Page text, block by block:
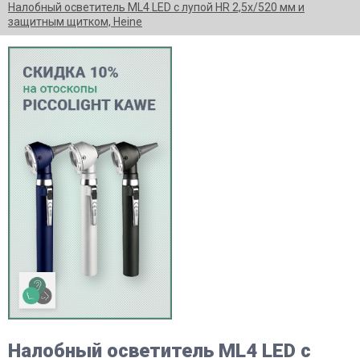
Налобный осветитель ML4 LED с лупой HR 2,5х/520 мм и
защитным щитком, Heine
Налобный осветитель ML4 LED с